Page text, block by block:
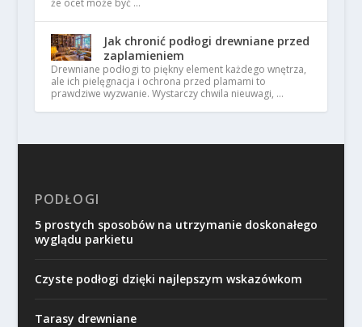
że ocet może być …
Jak chronić podłogi drewniane przed
zaplamieniem
Drewniane podłogi to piękny element każdego wnętrza,
ale ich pielęgnacja i ochrona przed plamami to
prawdziwe wyzwanie. Wystarczy chwila nieuwagi, …
PODŁOGI
5 prostych sposobów na utrzymanie doskonałego
wyglądu parkietu
Czyste podłogi dzięki najlepszym wskazówkom
Tarasy drewniane